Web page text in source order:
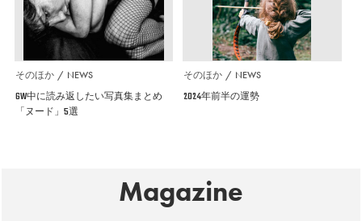
そのほか NEWS
GW中に読み返したい写真集まとめ
「ヌード」5選
そのほか NEWS
2024年前半の運勢
Magazine